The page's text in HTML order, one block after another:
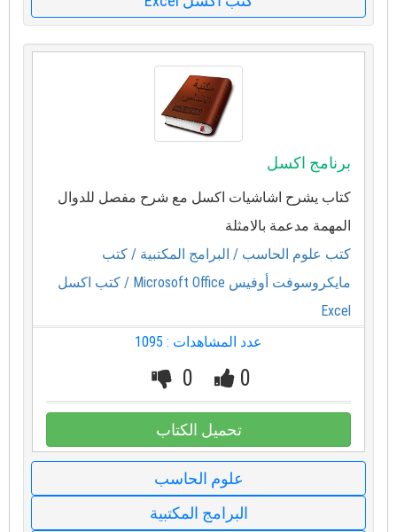
برنامج اكسل
كتاب يشرح اشاشيات اكسل مع شرح مفصل للدوال
المهمة مدعمة بالامثلة
كتب علوم الحاسب / البرامج المكتبية / كتب
مايكروسوفت أوفيس Microsoft Office
/ كتب اكسل
Excel
عدد المشاهدات : 1095
0
0
تحميل الكتاب
علوم الحاسب
البرامج المكتبية